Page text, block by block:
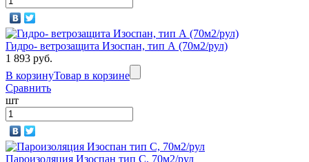
Гидро- ветрозащита Изоспан, тип А (70м2/рул)
1 893 руб.
В корзинуТовар в корзине
Сравнить
шт
Пароизоляция Изоспан тип С, 70м2/рул